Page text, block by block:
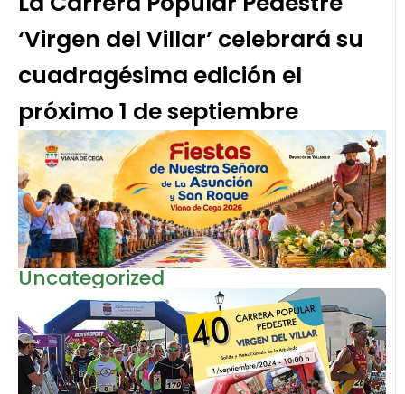
‘Virgen del Villar’ celebrará su
cuadragésima edición el
próximo 1 de septiembre
Uncategorized